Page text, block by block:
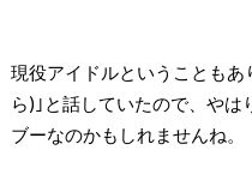
現役アイドルということも
ら)｣と話していたので、やは
ブーなのかもしれませんね。